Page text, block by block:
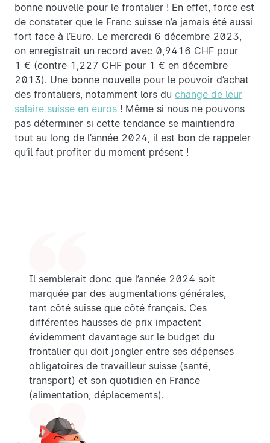
bonne nouvelle pour le frontalier ! En effet, force est
de constater que le Franc suisse n’a jamais été aussi
fort face à l’Euro. Le mercredi 6 décembre 2023,
on enregistrait un record avec 0,9416 CHF pour
1 € (contre 1,227 CHF pour 1 € en décembre
2013). Une bonne nouvelle pour le pouvoir d’achat
des frontaliers, notamment lors du change de leur
salaire suisse en euros ! Même si nous ne pouvons
pas déterminer si cette tendance se maintiendra
tout au long de l’année 2024, il est bon de rappeler
qu’il faut profiter du moment présent !
Il semblerait donc que l’année 2024 soit
marquée par des augmentations générales,
tant côté suisse que côté français. Ces
différentes hausses de prix impactent
évidemment davantage sur le budget du
frontalier qui doit jongler entre ses dépenses
obligatoires de travailleur suisse (santé,
transport) et son quotidien en France
(alimentation, déplacements).